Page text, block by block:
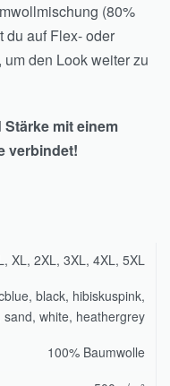
(80%
du auf Flex- oder
den Look weiter zu
mit einem
verbindet!
XL, 2XL, 3XL, 4XL, 5XL
black, hibiskuspink,
sand, white, heathergrey
100% Baumwolle